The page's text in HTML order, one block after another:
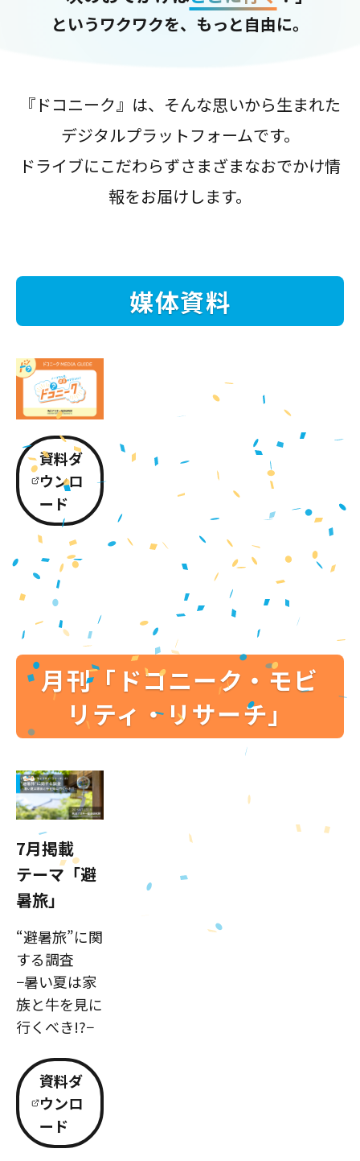
というワクワクを、もっと自由に。
『ドコニーク』は、そんな思いから生まれた
デジタルプラットフォームです。
ドライブにこだわらずさまざまなおでかけ情
報をお届けします。
媒体資料
資料ダ
ウンロ
ード
月刊「ドコニーク・モビ
リティ・リサーチ」
7月掲載
テーマ「避
暑旅」
“避暑旅”に関
する調査
−暑い夏は家
族と牛を見に
行くべき!?−
資料ダ
ウンロ
ード